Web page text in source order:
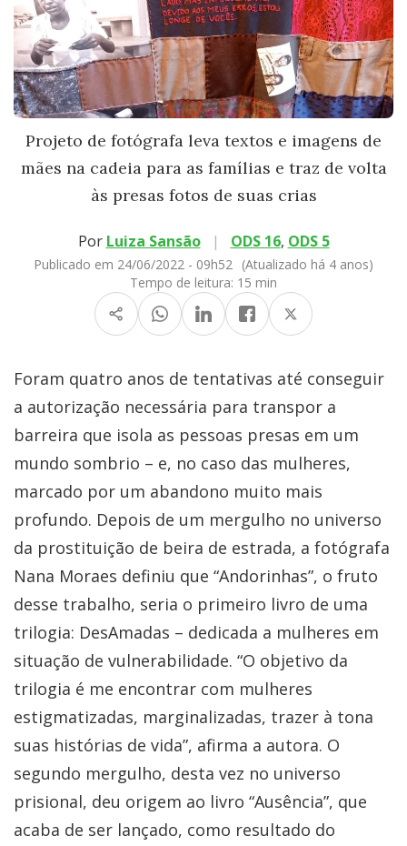
Projeto de fotógrafa leva textos e imagens de
mães na cadeia para as famílias e traz de volta
às presas fotos de suas crias
Por Luiza Sansão | ODS 16, ODS 5
Publicado em 24/06/2022 - 09h52 (Atualizado há 4 anos)
Tempo de leitura: 15 min
Foram quatro anos de tentativas até conseguir
a autorização necessária para transpor a
barreira que isola as pessoas presas em um
mundo sombrio – e, no caso das mulheres,
marcado por um abandono muito mais
profundo. Depois de um mergulho no universo
da prostituição de beira de estrada, a fotógrafa
Nana Moraes definiu que “Andorinhas”, o fruto
desse trabalho, seria o primeiro livro de uma
trilogia: DesAmadas – dedicada a mulheres em
situação de vulnerabilidade. “O objetivo da
trilogia é me encontrar com mulheres
estigmatizadas, marginalizadas, trazer à tona
suas histórias de vida”, afirma a autora. O
segundo mergulho, desta vez no universo
prisional, deu origem ao livro “Ausência”, que
acaba de ser lançado, como resultado do